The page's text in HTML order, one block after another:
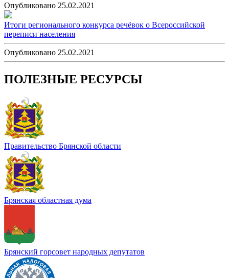
Опубликовано 25.02.2021
Итоги регионального конкурса речёвок о Всероссийской
переписи населения
Опубликовано 25.02.2021
ПОЛЕЗНЫЕ РЕСУРСЫ
Правительство Брянской области
Брянская областная дума
Брянский горсовет народных депутатов